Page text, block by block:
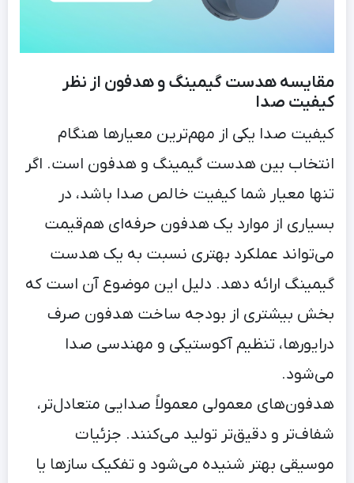
مقایسه هدست گیمینگ و هدفون از نظر
کیفیت صدا
کیفیت صدا یکی از مهم‌ترین معیارها هنگام
انتخاب بین هدست گیمینگ و هدفون است. اگر
تنها معیار شما کیفیت خالص صدا باشد، در
بسیاری از موارد یک هدفون حرفه‌ای هم‌قیمت
می‌تواند عملکرد بهتری نسبت به یک هدست
گیمینگ ارائه دهد. دلیل این موضوع آن است که
بخش بیشتری از بودجه ساخت هدفون صرف
درایورها، تنظیم آکوستیکی و مهندسی صدا
می‌شود.
هدفون‌های معمولی معمولاً صدایی متعادل‌تر،
شفاف‌تر و دقیق‌تر تولید می‌کنند. جزئیات
موسیقی بهتر شنیده می‌شود و تفکیک سازها یا